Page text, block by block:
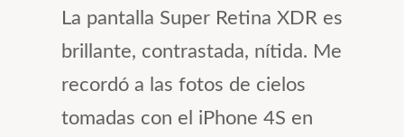
La pantalla Super Retina XDR es
brillante, contrastada, nítida. Me
recordó a las fotos de cielos
tomadas con el iPhone 4S en